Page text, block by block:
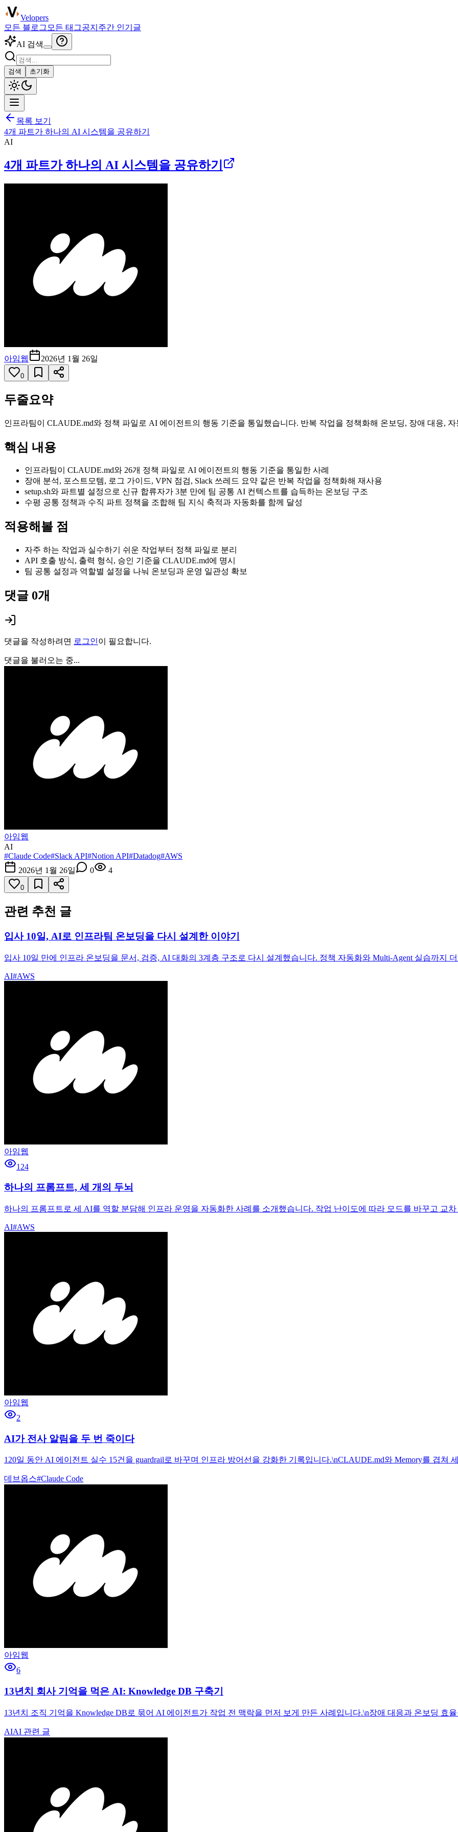
Velopers
모든 블로그 모든 태그공지 주간 인기글
AI 검색
검색 초기화
목록 보기
4개 파트가 하나의 AI 시스템을 공유하기
AI
4개 파트가 하나의 AI 시스템을 공유하기
아임웹 2026년 1월 26일
0
두줄요약
인프라팀이 CLAUDE.md와 정책 파일로 AI 에이전트의 행동 기준을 통일했습니다. 반복 작업을 정책화해 온보딩, 장애 대응,
핵심 내용
인프라팀이 CLAUDE.md와 26개 정책 파일로 AI 에이전트의 행동 기준을 통일한 사례
장애 분석, 포스트모템, 로그 가이드, VPN 점검, Slack 쓰레드 요약 같은 반복 작업을 정책화해 재사용
setup.sh와 파트별 설정으로 신규 합류자가 3분 만에 팀 공통 AI 컨텍스트를 습득하는 온보딩 구조
수평 공통 정책과 수직 파트 정책을 조합해 팀 지식 축적과 자동화를 함께 달성
적용해볼 점
자주 하는 작업과 실수하기 쉬운 작업부터 정책 파일로 분리
API 호출 방식, 출력 형식, 승인 기준을 CLAUDE.md에 명시
팀 공통 설정과 역할별 설정을 나눠 온보딩과 운영 일관성 확보
댓글 0개
댓글을 작성하려면 로그인이 필요합니다.
댓글을 불러오는 중...
아임웹
AI
#Claude Code#Slack API#Notion API#Datadog#AWS
2026년 1월 26일
0 4
0
관련 추천 글
입사 10일, AI로 인프라팀 온보딩을 다시 설계한 이야기
입사 10일 만에 인프라 온보딩을 문서, 검증, AI 대화의 3계층 구조로 다시 설계했습니다. 정책 자동화와 Multi-Agent 실습까지
AI#AWS
아임웹
124
하나의 프롬프트, 세 개의 두뇌
하나의 프롬프트로 세 AI를 역할 분담해 인프라 운영을 자동화한 사례를 소개했습니다. 작업 난이도에 따라 모드를 바꾸고 교
AI#AWS
아임웹
2
AI가 전사 알림을 두 번 죽이다
120일 동안 AI 에이전트 실수 15건을 guardrail로 바꾸며 인프라 방어선을 강화한 기록입니다.\nCLAUDE.md와 Memory를 겹쳐
데브옵스#Claude Code
아임웹
6
13년치 회사 기억을 먹은 AI: Knowledge DB 구축기
13년치 조직 기억을 Knowledge DB로 묶어 AI 에이전트가 작업 전 맥락을 먼저 보게 만든 사례입니다.\n장애 대응과 온보딩 효
AIAI 관련 글